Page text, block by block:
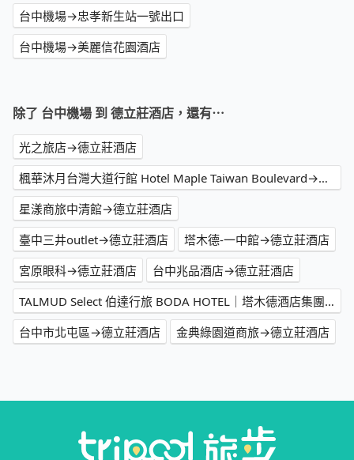
台中機場→忠孝新生站一號出口
台中機場→美麗信花園酒店
除了 台中機場 到 德立莊酒店，還有⋯
光之旅店→德立莊酒店
楓華沐月台灣大道行館 Hotel Maple Taiwan Boulevard→德立莊酒店
星漾商旅中清館→德立莊酒店
臺中三井outlet→德立莊酒店
塔木德-一中館→德立莊酒店
宮原眼科→德立莊酒店
台中兆品酒店→德立莊酒店
TALMUD Select 伯達行旅 BODA HOTEL｜塔木德酒店集團→德立莊酒店
台中市北屯區→德立莊酒店
金典綠園道商旅→德立莊酒店